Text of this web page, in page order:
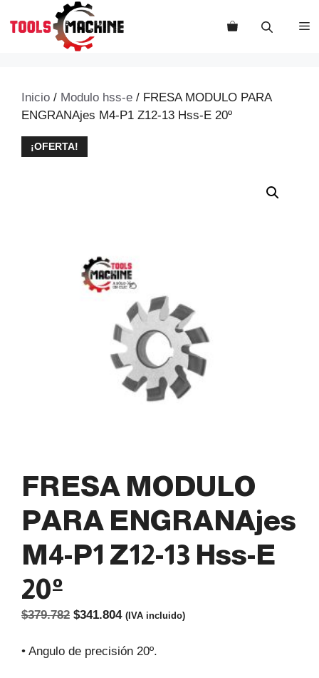
Inicio / Modulo hss-e / FRESA MODULO PARA
ENGRANAjes M4-P1 Z12-13 Hss-E 20º
¡OFERTA!
FRESA MODULO
PARA ENGRANAjes
M4-P1 Z12-13 Hss-E
20º
$379.782 El
original
$341.804El
actual
(IVA incluido)
• Angulo de precisión 20º.